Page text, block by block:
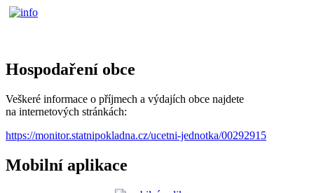
Hospodaření obce
Veškeré informace o příjmech a výdajích obce najdete
na internetových stránkách:
https://monitor.statnipokladna.cz/ucetni-jednotka/00292915
Mobilní aplikace